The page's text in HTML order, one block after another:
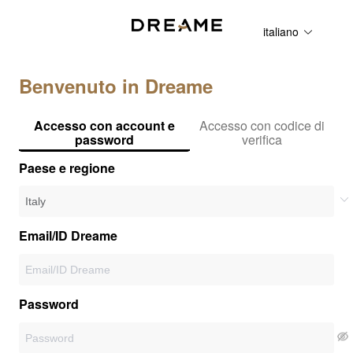
italiano
Benvenuto in Dreame
Accesso con account e
password
Accesso con codice di
verifica
Paese e regione
Email/ID Dreame
Password